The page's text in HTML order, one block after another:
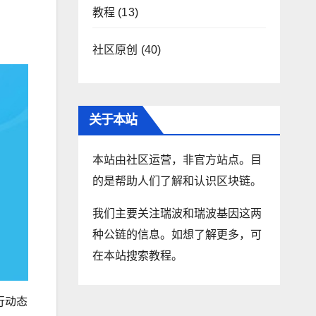
动态
教程 (13)
社区原创 (40)
关于本站
本站由社区运营，非官方站点。目
的是帮助人们了解和认识区块链。
我们主要关注瑞波和瑞波基因这两
种公链的信息。如想了解更多，可
在本站搜索教程。